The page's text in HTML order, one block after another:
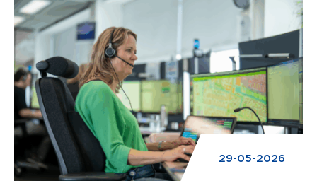
29-05-2026